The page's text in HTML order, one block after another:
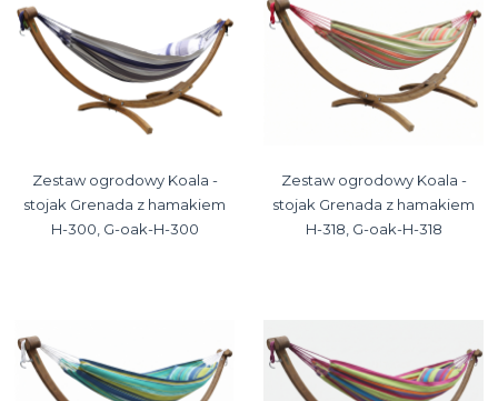
Zestaw ogrodowy Koala -
stojak Grenada z hamakiem
H-300, G-oak-H-300
Zestaw ogrodowy Koala -
stojak Grenada z hamakiem
H-318, G-oak-H-318